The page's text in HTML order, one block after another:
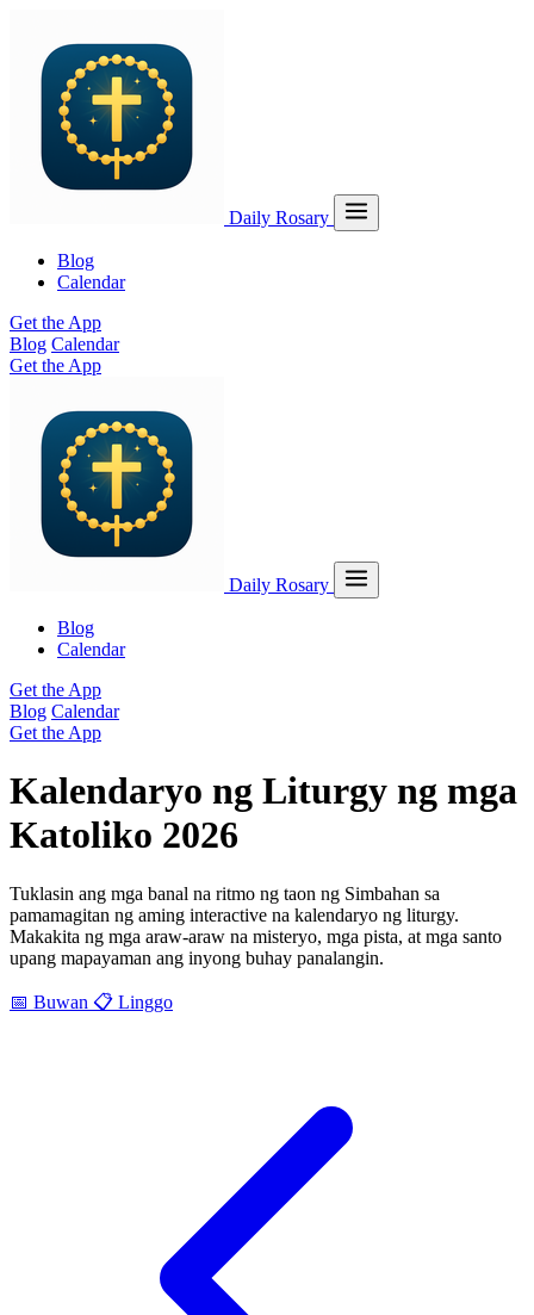
Daily Rosary
Blog
Calendar
Get the App
Blog Calendar
Get the App
Daily Rosary
Blog
Calendar
Get the App
Blog Calendar
Get the App
Kalendaryo ng Liturgy ng mga
Katoliko 2026
Tuklasin ang mga banal na ritmo ng taon ng Simbahan sa
pamamagitan ng aming interactive na kalendaryo ng liturgy.
Makakita ng mga araw-araw na misteryo, mga pista, at mga santo
upang mapayaman ang inyong buhay panalangin.
📅 Buwan 📋 Linggo